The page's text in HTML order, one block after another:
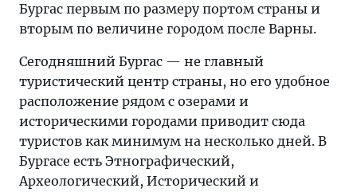
Бургас первым по размеру портом страны и
вторым по величине городом после Варны.
Сегодняшний Бургас — не главный
туристический центр страны, но его удобное
расположение рядом с озерами и
историческими городами приводит сюда
туристов как минимум на несколько дней. В
Бургасе есть Этнографический,
Археологический, Исторический и